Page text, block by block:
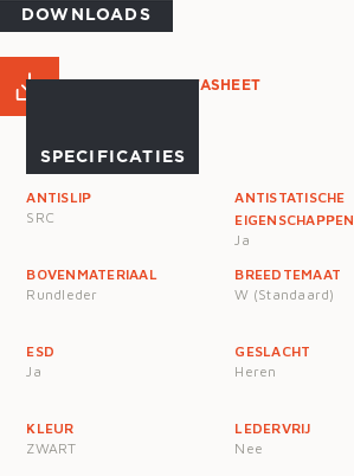
DOWNLOADS
PRODUCT DATASHEET
SPECIFICATIES
ANTISLIP
SRC
ANTISTATISCHE
EIGENSCHAPPEN
Ja
BOVENMATERIAAL
Rundleder
BREEDTEMAAT
W (Standaard)
ESD
Ja
GESLACHT
Heren
KLEUR
ZWART
LEDERVRIJ
Nee